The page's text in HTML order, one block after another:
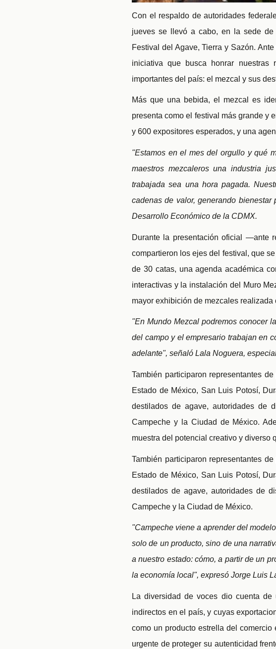
Con el respaldo de autoridades
jueves se llevó a cabo, en la sede de
Festival del Agave, Tierra y Sazón.
iniciativa que busca honrar
importantes del país: el mezcal y sus
Más que una bebida, el mezcal es
presenta como el festival más grande y
y 600 expositores esperados, y una
"Estamos en el mes del orgullo y qué
maestros mezcaleros una industria
trabajada sea una hora pagada.
cadenas de valor, generando
Desarrollo Económico de la CDMX.
Durante la presentación oficial —ante
compartieron los ejes del festival, que
de 30 catas, una agenda académica
interactivas y la instalación del Muro
mayor exhibición de mezcales realizada
"En Mundo Mezcal podremos conocer
del campo y el empresario trabajan en
adelante", señaló Lala Noguera,
También participaron representantes
Estado de México, San Luis Potosí,
destilados de agave, autoridades de
Campeche y la Ciudad de México.
muestra del potencial creativo y diverso
También participaron representantes
Estado de México, San Luis Potosí,
destilados de agave, autoridades de
Campeche y la Ciudad de México.
"Campeche viene a aprender del
solo de un producto, sino de una
a nuestro estado: cómo, a partir de un
la economía local", expresó Jorge Luis
La diversidad de voces dio cuenta
indirectos en el país, y cuyas
como un producto estrella del
urgente de proteger su autenticidad